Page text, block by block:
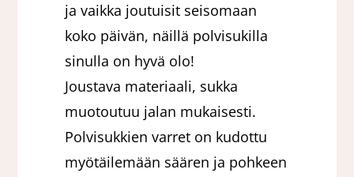
ja vaikka joutuisit seisomaan
koko päivän, näillä polvisukilla
sinulla on hyvä olo!
Joustava materiaali, sukka
muotoutuu jalan mukaisesti.
Polvisukkien varret on kudottu
myötäilemään säären ja pohkeen